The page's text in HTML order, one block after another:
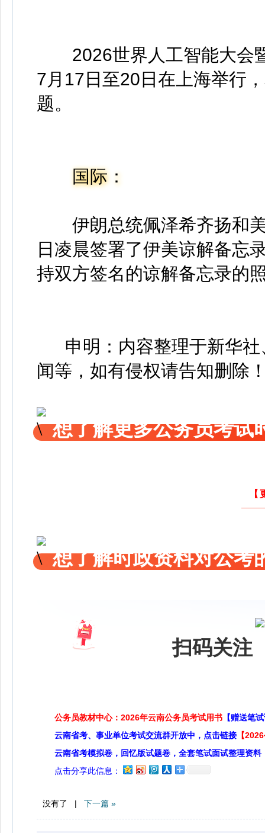
2026世界人工智能大会
7月17日至20日在上海举行
题。
国际：
伊朗总统佩泽希齐扬和美
日凌晨签署了伊美谅解备忘
持双方签名的谅解备忘录的
申明：内容整理于新华社
闻等，如有侵权请告知删除
想了解更多公务员考试
想了解时政资料对公考
扫码关注
公务员教材中心：2026年云南公务员考试用书 【赠送笔
云南省考、事业单位考试交流群开放中，点击链接 【
云南省考模拟卷，回忆版试题卷，全套笔试面试整理资料
点击分享此信息：
没有了 | 下一篇 »